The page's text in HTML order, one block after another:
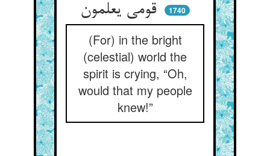
قومی یعلمون
1740
(For) in the bright
(celestial) world the
spirit is crying, “Oh,
would that my people
knew!”